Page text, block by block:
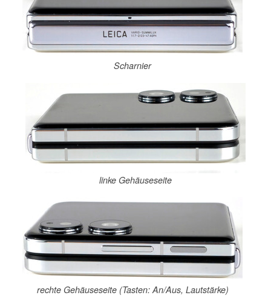
Scharnier
linke Gehäuseseite
rechte Gehäuseseite (Tasten: An/Aus, Lautstärke)